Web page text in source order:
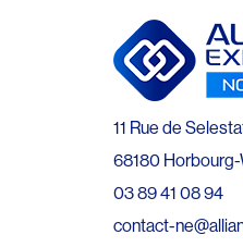
11 Rue de
68180
03 89 41 08 94
contact-